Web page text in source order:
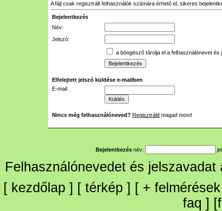
A fájl csak regisztrált felhasználók számára érhető el, sikeres
Bejelentkezés
Név:
Jelszó:
a böngésző tárolja el a felhasználónevet és
Elfelejtett jelszó küldése e-mailben
E-mail:
Nincs még felhasználóneved? Regisztráld magad most!
Bejelentkezés név:
Felhasználónevedet és
[ kezdőlap ] [ térkép ] [ + felmérések
faq ] [